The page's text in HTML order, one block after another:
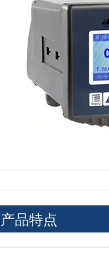
产品特点